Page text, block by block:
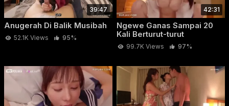
39:47
Anugerah Di Balik Musibah
52.1K Views 95%
42:31
Ngewe Ganas Sampai 20
Kali Berturut-turut
99.7K Views 97%